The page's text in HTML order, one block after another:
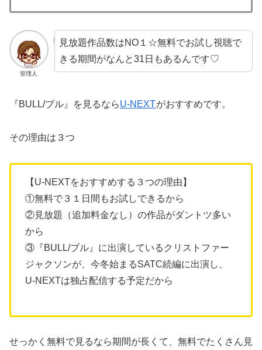
管理人
見放題作品数はNO１☆無料でお試し視聴で
きる期間がなんと31日もあるんです♡
『BULL/ブル』を見るならU-NEXTがおすすめです。
その理由は３つ
【U-NEXTをおすすめする３つの理由】
①無料で３１日間もお試しできるから
②見放題（追加料金なし）の作品がダントツ多い
から
③『BULL/ブル』に出演しているクリストファー
ジャクソンが、今冬始まるSATC続編に出演し、
U-NEXTは独占配信する予定だから
せっかく無料で見るなら期間が長くて、無料でたくさん見